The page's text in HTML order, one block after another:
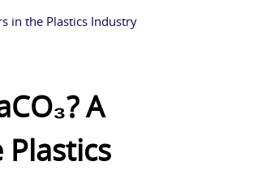
in the Plastics Industry
A